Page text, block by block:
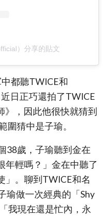
）分享的貼文
都聽TWICE和
日正巧還拍了TWICE
》，因此他很快就猜到
圍猜中是子瑜。
38歲，子瑜聽到金在
年輕嗎？」金在中聽了
」。聊到TWICE和名
瑜做一次經典的「Shy
我現在還是忙內，永